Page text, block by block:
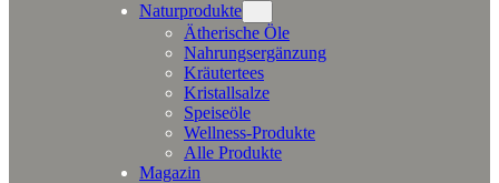
Naturprodukte
Ätherische Öle
Nahrungsergänzung
Kräutertees
Kristallsalze
Speiseöle
Wellness-Produkte
Alle Produkte
Magazin